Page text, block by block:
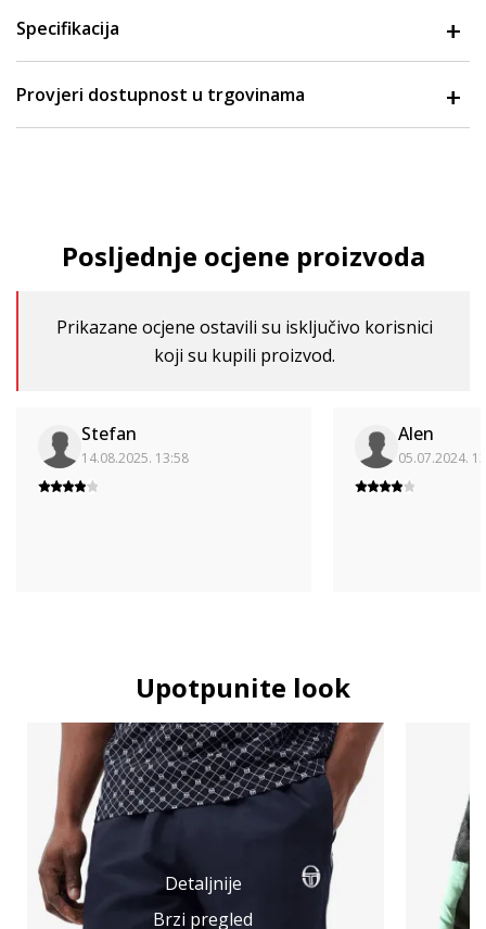
Specifikacija
Provjeri dostupnost u trgovinama
Posljednje ocjene proizvoda
Prikazane ocjene ostavili su isključivo korisnici
koji su kupili proizvod.
Stefan
14.08.2025. 13:58
Alen
05.07.2024.
Upotpunite look
Detaljnije
Brzi pregled